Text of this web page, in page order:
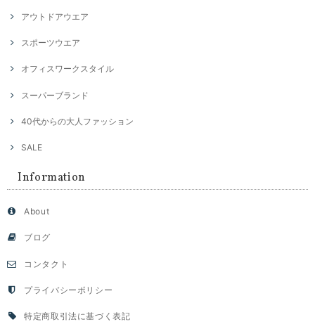
アウトドアウエア
スポーツウエア
オフィスワークスタイル
スーパーブランド
40代からの大人ファッション
SALE
Information
About
ブログ
コンタクト
プライバシーポリシー
特定商取引法に基づく表記